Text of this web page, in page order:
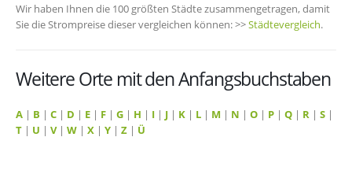
Wir haben Ihnen die 100 größten Städte zusammengetragen, damit
Sie die Strompreise dieser vergleichen können: >>Städtevergleich.
Weitere Orte mit den Anfangsbuchstaben
A | B | C | D | E | F | G | H | I | J | K | L | M | N | O | P | Q | R | S |
T | U | V| W | X | Y | Z | Ü